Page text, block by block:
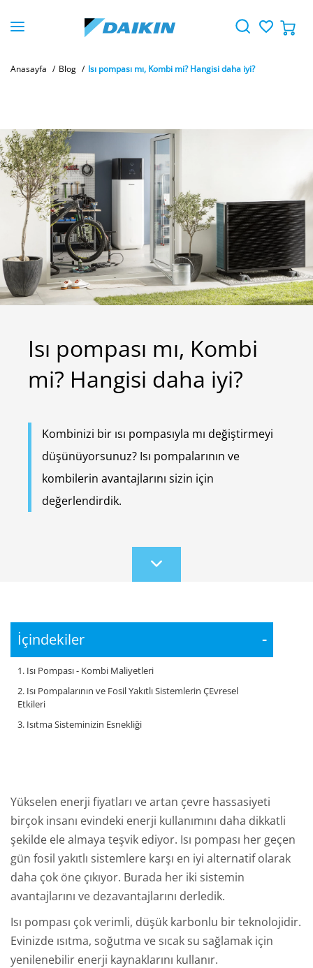
Anasayfa Blog Isı pompası mı, Kombi mi? Hangisi daha iyi?
Isı pompası mı, Kombi
mi? Hangisi daha iyi?
Kombinizi bir ısı pompasıyla mı değiştirmeyi
düşünüyorsunuz? Isı pompalarının ve
kombilerin avantajlarını sizin için
değerlendirdik.
Scroll
to
İçindekiler -
1. Isı Pompası - Kombi Maliyetleri
2. Isı Pompalarının ve Fosil Yakıtlı Sistemlerin ÇEvresel
Etkileri
3. Isıtma Sisteminizin Esnekliği
Yükselen enerji fiyatları ve artan çevre hassasiyeti
birçok insanı evindeki enerji kullanımını daha dikkatli
şekilde ele almaya teşvik ediyor. Isı pompası her geçen
gün fosil yakıtlı sistemlere karşı en iyi alternatif olarak
daha çok öne çıkıyor. Burada her iki sistemin
avantajlarını ve dezavantajlarını derledik.
Isı pompası çok verimli, düşük karbonlu bir teknolojidir.
Evinizde ısıtma, soğutma ve sıcak su sağlamak için
yenilenebilir enerji kaynaklarını kullanır.